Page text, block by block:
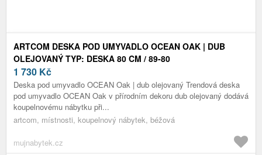
ARTCOM DESKA POD UMYVADLO OCEAN OAK | DUB
OLEJOVANÝ TYP: DESKA 80 CM / 89-80
1 730 Kč
Deska pod umyvadlo OCEAN Oak | dub olejovaný Trendová deska
pod umyvadlo OCEAN Oak v přírodním dekoru dub olejovaný dodává
koupelnovému nábytku při...
artcom, místnosti, koupelnový nábytek, béžová
mujnabytek.cz